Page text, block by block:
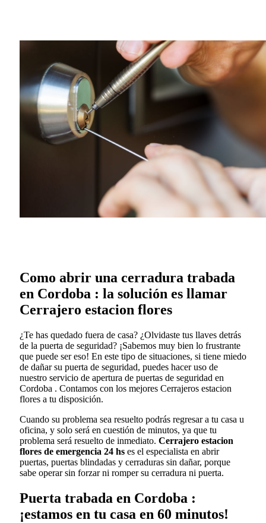
Como abrir una cerradura trabada
en Cordoba : la solución es llamar
Cerrajero estacion flores
¿Te has quedado fuera de casa? ¿Olvidaste tus llaves detrás
de la puerta de seguridad? ¡Sabemos muy bien lo frustrante
que puede ser eso! En este tipo de situaciones, si tiene miedo
de dañar su puerta de seguridad, puedes hacer uso de
nuestro servicio de apertura de puertas de seguridad en
Cordoba . Contamos con los mejores Cerrajeros estacion
flores a tu disposición.
Cuando su problema sea resuelto podrás regresar a tu casa u
oficina, y solo será en cuestión de minutos, ya que tu
problema será resuelto de inmediato. Cerrajero estacion
flores de emergencia 24 hs es el especialista en abrir
puertas, puertas blindadas y cerraduras sin dañar, porque
sabe operar sin forzar ni romper su cerradura ni puerta.
Puerta trabada en Cordoba :
¡estamos en tu casa en 60 minutos!